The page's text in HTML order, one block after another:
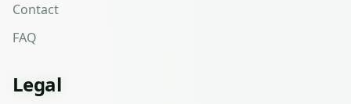
Contact
FAQ
Legal